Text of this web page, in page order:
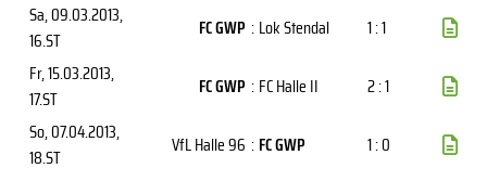
Sa, 09.03.2013,
16.ST
FC GWP : Lok Stendal
1 : 1
Fr, 15.03.2013,
17.ST
FC GWP : FC Halle II
2 : 1
So, 07.04.2013,
18.ST
VfL Halle 96 : FC GWP
1 : 0